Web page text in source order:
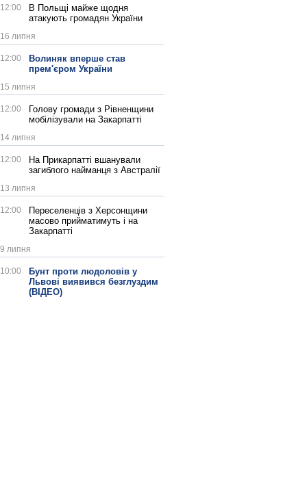
12:00
В Польщі майже щодня
атакують громадян України
16 липня
12:00
Волиняк вперше став
прем'єром України
15 липня
12:00
Голову громади з Рівненщини
мобілізували на Закарпатті
14 липня
12:00
На Прикарпатті вшанували
загиблого найманця з Австралії
13 липня
12:00
Переселенців з Херсонщини
масово прийматимуть і на
Закарпатті
9 липня
10:00
Бунт проти людоловів у
Львові виявився безглуздим
(ВІДЕО)